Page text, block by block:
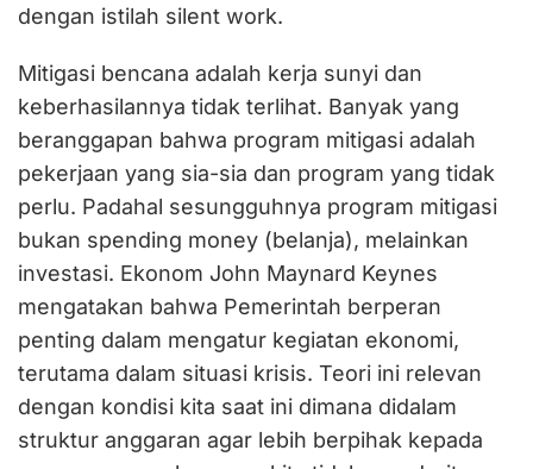
dengan istilah silent work.
Mitigasi bencana adalah kerja sunyi dan
keberhasilannya tidak terlihat. Banyak yang
beranggapan bahwa program mitigasi adalah
pekerjaan yang sia-sia dan program yang tidak
perlu. Padahal sesungguhnya program mitigasi
bukan spending money (belanja), melainkan
investasi. Ekonom John Maynard Keynes
mengatakan bahwa Pemerintah berperan
penting dalam mengatur kegiatan ekonomi,
terutama dalam situasi krisis. Teori ini relevan
dengan kondisi kita saat ini dimana didalam
struktur anggaran agar lebih berpihak kepada